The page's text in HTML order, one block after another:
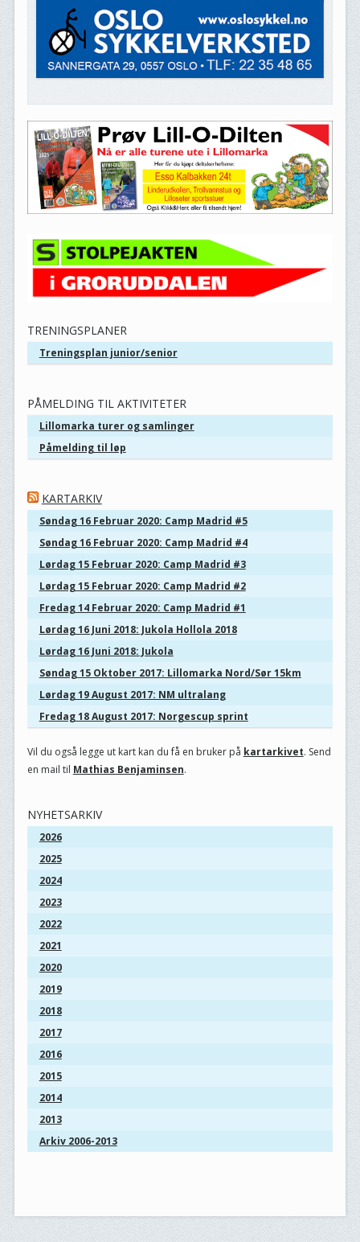
TRENINGSPLANER
Treningsplan junior/senior
PÅMELDING TIL AKTIVITETER
Lillomarka turer og samlinger
Påmelding til løp
KARTARKIV
Søndag 16 Februar 2020: Camp Madrid #5
Søndag 16 Februar 2020: Camp Madrid #4
Lørdag 15 Februar 2020: Camp Madrid #3
Lørdag 15 Februar 2020: Camp Madrid #2
Fredag 14 Februar 2020: Camp Madrid #1
Lørdag 16 Juni 2018: Jukola Hollola 2018
Lørdag 16 Juni 2018: Jukola
Søndag 15 Oktober 2017: Lillomarka Nord/Sør 15km
Lørdag 19 August 2017: NM ultralang
Fredag 18 August 2017: Norgescup sprint
Vil du også legge ut kart kan du få en bruker på kartarkivet. Send
en mail til Mathias Benjaminsen.
NYHETSARKIV
2026
2025
2024
2023
2022
2021
2020
2019
2018
2017
2016
2015
2014
2013
Arkiv 2006-2013